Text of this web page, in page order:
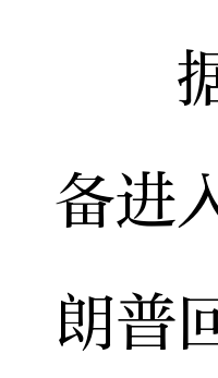
据
备进
朗普